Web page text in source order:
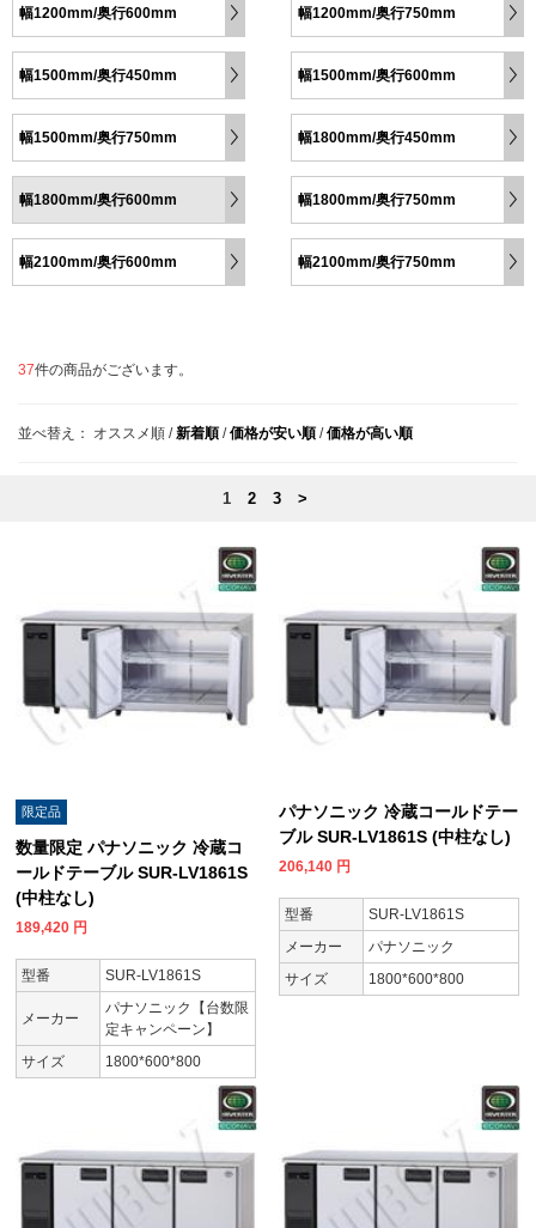
幅1200mm/奥行600mm 幅1200mm/奥行750mm
幅1500mm/奥行450mm 幅1500mm/奥行600mm
幅1500mm/奥行750mm 幅1800mm/奥行450mm
幅1800mm/奥行600mm 幅1800mm/奥行750mm
幅2100mm/奥行600mm 幅2100mm/奥行750mm
37件の商品がございます。
並べ替え： オススメ順 /新着順 /価格が安い順 /価格が高い順
1 2 3 >
限定品
数量限定 パナソニック 冷蔵コ
ールドテーブル SUR-LV1861S
(中柱なし)
189,420 円
型番 SUR-LV1861S
メーカー
パナソニック【台数限
定キャンペーン】
サイズ
1800*600*800
パナソニック 冷蔵コールドテー
ブル SUR-LV1861S (中柱なし)
206,140 円
型番
SUR-LV1861S
メーカー
パナソニック
サイズ
1800*600*800